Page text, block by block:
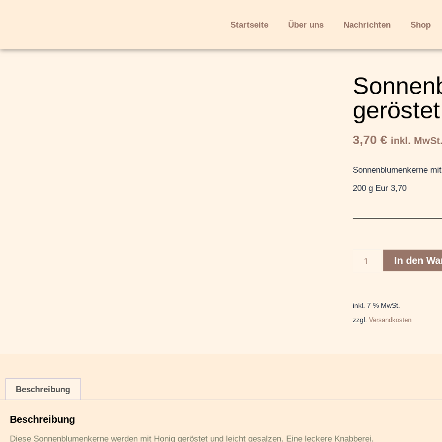
Startseite Über uns Nachrichten Shop
3,70 € inkl. MwSt.
Sonnenblumenkerne
200 g Eur 3,70
In den
inkl. 7 % MwSt.
zzgl. Versandkosten
Beschreibung
Beschreibung
Diese Sonnenblumenkerne werden mit Honig geröstet und leicht gesalzen. Eine leckere Knabberei.